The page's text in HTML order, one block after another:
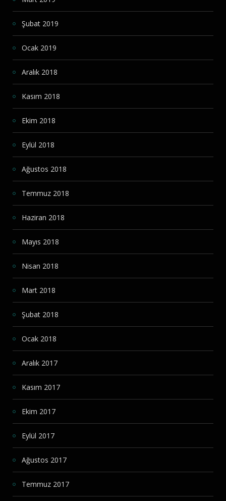
Şubat 2019
Ocak 2019
Aralık 2018
Kasım 2018
Ekim 2018
Eylül 2018
Ağustos 2018
Temmuz 2018
Haziran 2018
Mayıs 2018
Nisan 2018
Mart 2018
Şubat 2018
Ocak 2018
Aralık 2017
Kasım 2017
Ekim 2017
Eylül 2017
Ağustos 2017
Temmuz 2017